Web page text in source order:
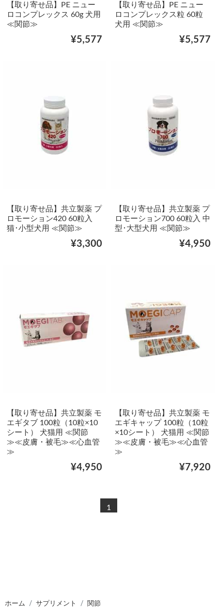
【取り寄せ品】PE ニュー
ロコンプレックス 60g 犬用
≪関節≫
¥5,577
【取り寄せ品】PE ニュー
ロコンプレックス粒 60粒
犬用 ≪関節≫
¥5,577
【取り寄せ品】共立製薬 プ
ロモーション420 60粒入
猫･小型犬用 ≪関節≫
¥3,300
【取り寄せ品】共立製薬 プ
ロモーション700 60粒入 中
型･大型犬用 ≪関節≫
¥4,950
【取り寄せ品】共立製薬 モ
エギタブ 100粒（10粒×10
シート） 犬猫用 ≪関節
≫≪皮膚・被毛≫≪心血管
≫
¥4,950
【取り寄せ品】共立製薬 モ
エギキャップ 100粒（10粒
×10シート） 犬猫用 ≪関節
≫≪皮膚・被毛≫≪心血管
≫
¥7,920
1
ホーム サプリメント 関節